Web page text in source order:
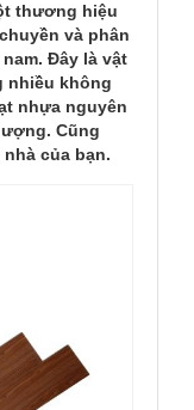
thương hiệu
và phân
Đây là vật
nhiều không
nhựa nguyên
Cũng
của bạn.